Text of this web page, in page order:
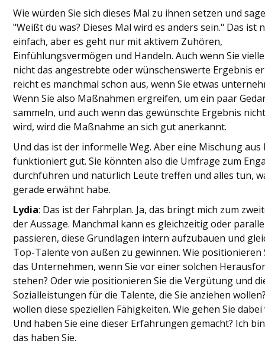
Wie würden Sie sich dieses Mal zu ihnen setzen und
"Weißt du was? Dieses Mal wird es anders sein." Das ist
einfach, aber es geht nur mit aktivem Zuhören,
Einfühlungsvermögen und Handeln. Auch wenn Sie
nicht das angestrebte oder wünschenswerte Ergebnis
reicht es manchmal schon aus, wenn Sie etwas
Wenn Sie also Maßnahmen ergreifen, um ein paar
sammeln, und auch wenn das gewünschte Ergebnis
wird, wird die Maßnahme an sich gut anerkannt.
Und das ist der informelle Weg. Aber eine Mischung aus
funktioniert gut. Sie könnten also die Umfrage zum
durchführen und natürlich Leute treffen und alles tun,
gerade erwähnt habe.
Lydia: Das ist der Fahrplan. Ja, das bringt mich zum
der Aussage. Manchmal kann es gleichzeitig oder
passieren, diese Grundlagen intern aufzubauen und
Top-Talente von außen zu gewinnen. Wie positionieren
das Unternehmen, wenn Sie vor einer solchen
stehen? Oder wie positionieren Sie die Vergütung und
Sozialleistungen für die Talente, die Sie anziehen
wollen diese speziellen Fähigkeiten. Wie gehen Sie dabei
Und haben Sie eine dieser Erfahrungen gemacht? Ich
das haben Sie.